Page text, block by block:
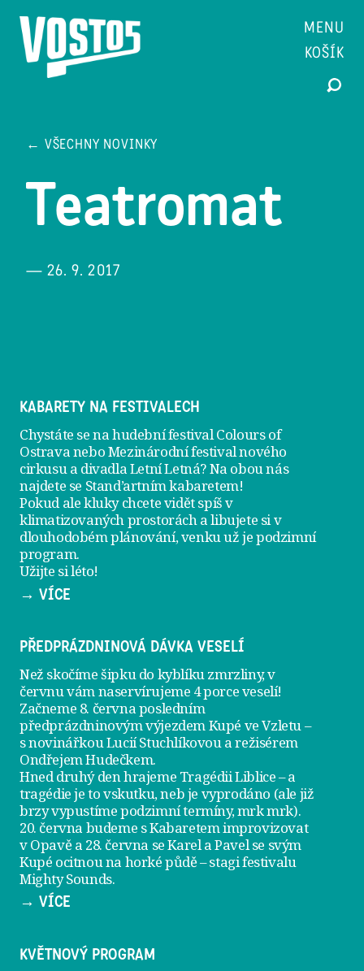
MENU
KOŠÍK
← VŠECHNY NOVINKY
Teatromat
— 26. 9. 2017
KABARETY NA FESTIVALECH
Chystáte se na hudební festival Colours of
Ostrava nebo Mezinárodní festival nového
cirkusu a divadla Letní Letná? Na obou nás
najdete se Stand’artním kabaretem!
Pokud ale kluky chcete vidět spíš v
klimatizovaných prostorách a libujete si v
dlouhodobém plánování, venku už jepodzimní
program.
Užijte si léto!
→ VÍCE
PŘEDPRÁZDNINOVÁ DÁVKA VESELÍ
Než skočíme šipku do kyblíku zmrzliny, v
červnu vám naservírujeme 4 porce veselí!
Začneme 8. června posledním
předprázdninovým výjezdemKupé ve Vzletu–
s novinářkou Lucií Stuchlíkovou a režisérem
Ondřejem Hudečkem.
Hned druhý den hrajeme Tragédii Liblice– a
tragédie je to vskutku, neb je vyprodáno (ale již
brzy vypustíme podzimní termíny, mrk mrk).
20. června budeme s Kabaretem improvizovat
v Opavě a 28. června se Karel a Pavel se svým
Kupé ocitnou na horké půdě – stagi festivalu
Mighty Sounds.
→ VÍCE
KVĚTNOVÝ PROGRAM